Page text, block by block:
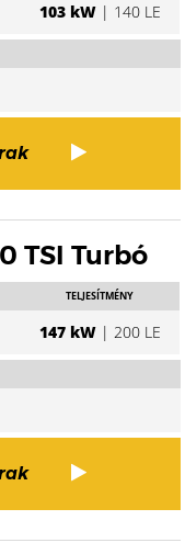
103 kW| 140 LE
TSI Turbó
TELJESÍTMÉNY
147 kW| 200 LE